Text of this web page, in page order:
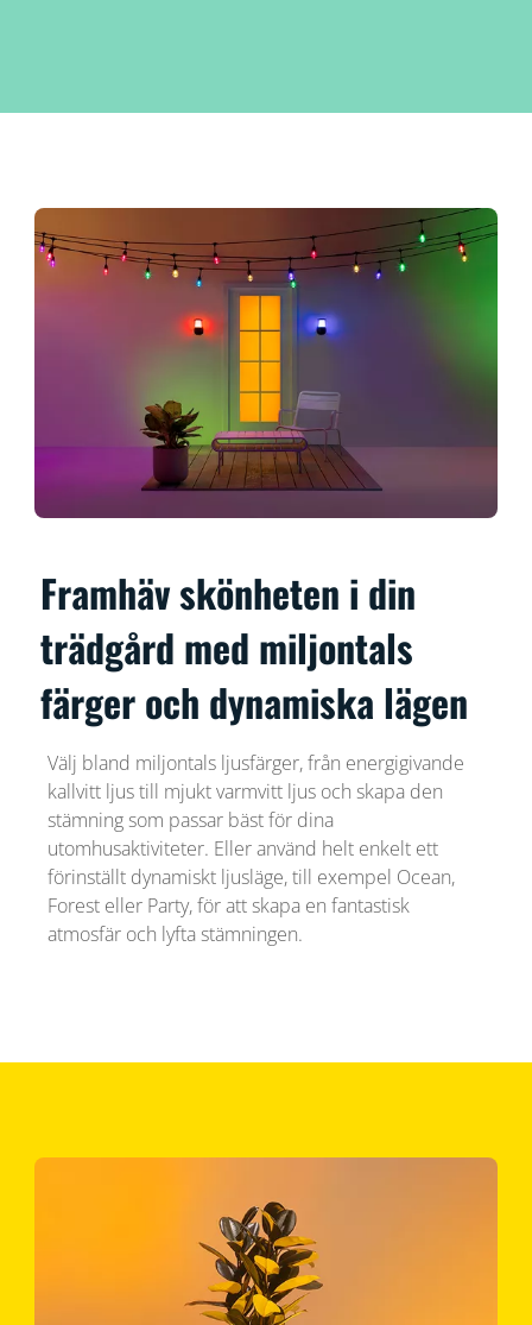
Framhäv skönheten i din
trädgård med miljontals
färger och dynamiska lägen
Välj bland miljontals ljusfärger, från energigivande
kallvitt ljus till mjukt varmvitt ljus och skapa den
stämning som passar bäst för dina
utomhusaktiviteter. Eller använd helt enkelt ett
förinställt dynamiskt ljusläge, till exempel Ocean,
Forest eller Party, för att skapa en fantastisk
atmosfär och lyfta stämningen.